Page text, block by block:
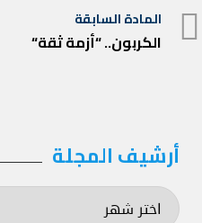
تصفّح
المقالات
المادة السابقة
المادة
الكربون.. “أزمة ثقة“
أرشيف المجلة أرشيف
المجلة